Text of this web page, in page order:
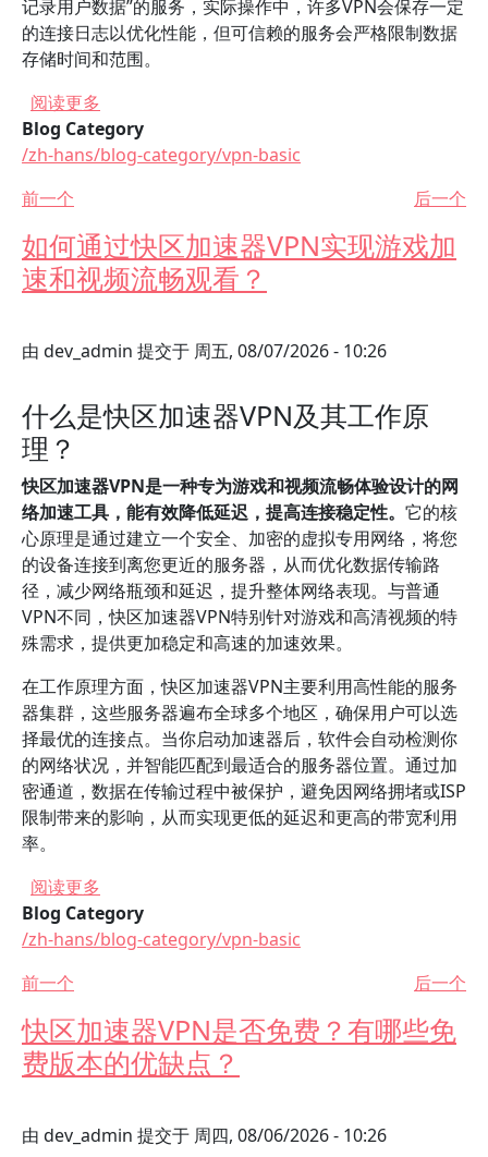
记录用户数据”的服务，实际操作中，许多VPN会保存一定
的连接日志以优化性能，但可信赖的服务会严格限制数据
存储时间和范围。
阅读更多
Blog Category
/zh-hans/blog-category/vpn-basic
前一个
后一个
如何通过快区加速器VPN实现游戏加
速和视频流畅观看？
由 dev_admin 提交于 周五, 08/07/2026 - 10:26
什么是快区加速器VPN及其工作原
理？
快区加速器VPN是一种专为游戏和视频流畅体验设计的网
络加速工具，能有效降低延迟，提高连接稳定性。 它的核
心原理是通过建立一个安全、加密的虚拟专用网络，将您
的设备连接到离您更近的服务器，从而优化数据传输路
径，减少网络瓶颈和延迟，提升整体网络表现。与普通
VPN不同，快区加速器VPN特别针对游戏和高清视频的特
殊需求，提供更加稳定和高速的加速效果。
在工作原理方面，快区加速器VPN主要利用高性能的服务
器集群，这些服务器遍布全球多个地区，确保用户可以选
择最优的连接点。当你启动加速器后，软件会自动检测你
的网络状况，并智能匹配到最适合的服务器位置。通过加
密通道，数据在传输过程中被保护，避免因网络拥堵或ISP
限制带来的影响，从而实现更低的延迟和更高的带宽利用
率。
阅读更多
Blog Category
/zh-hans/blog-category/vpn-basic
前一个
后一个
快区加速器VPN是否免费？有哪些免
费版本的优缺点？
由 dev_admin 提交于 周四, 08/06/2026 - 10:26